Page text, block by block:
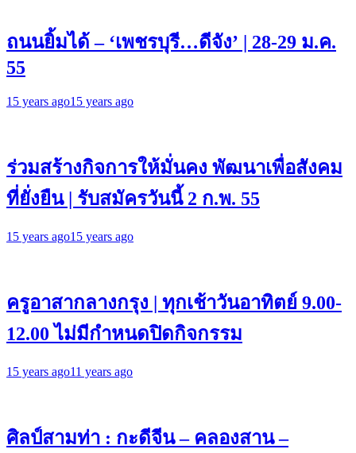
ถนนยิ้มได้ – ‘เพชรบุรี…ดีจัง’ | 28-29 ม.ค.
55
15 years ago15 years ago
ร่วมสร้างกิจการให้มั่นคง พัฒนาเพื่อสังคม
ที่ยั่งยืน | รับสมัครวันนี้ 2 ก.พ. 55
15 years ago15 years ago
ครูอาสากลางกรุง | ทุกเช้าวันอาทิตย์ 9.00-
12.00 ไม่มีกำหนดปิดกิจกรรม
15 years ago11 years ago
ศิลป์สามท่า : กะดีจีน – คลองสาน –